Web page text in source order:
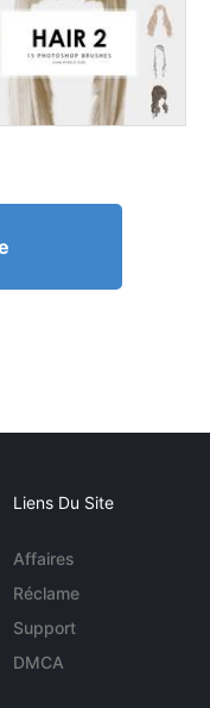
Liens Du Site
Affaires
Réclame
Support
DMCA